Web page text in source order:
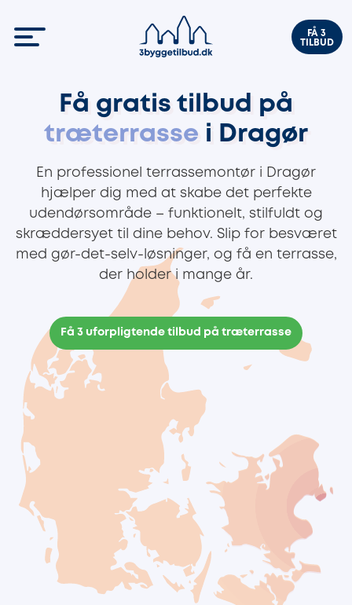
FÅ 3
TILBUD
Få gratis tilbud på
træterrasse i Dragør
En professionel terrassemontør i Dragør
hjælper dig med at skabe det perfekte
udendørsområde – funktionelt, stilfuldt og
skræddersyet til dine behov. Slip for besværet
med gør-det-selv-løsninger, og få en terrasse,
der holder i mange år.
Få 3 uforpligtende tilbud på træterrasse